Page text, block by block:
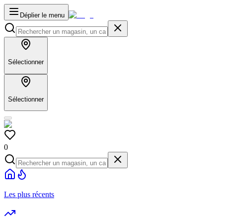
Déplier le menu
Sélectionner
Sélectionner
0
Les plus récents